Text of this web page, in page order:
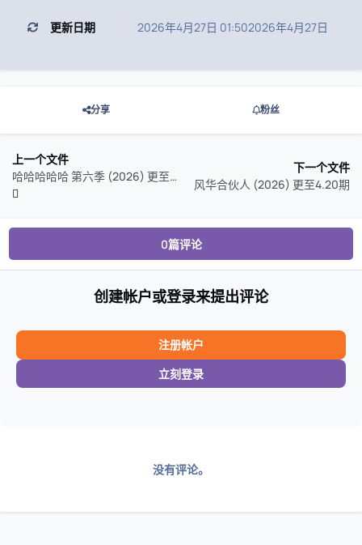
更新日期 2026年4月27日 01:502026年4月27日
分享 粉丝
上一个文件
哈哈哈哈哈 第六季 (2026) 更至4.20期/ 五哈 第六季 / 五哈6
下一个文件
风华合伙人 (2026) 更至4.20期
0篇评论
创建帐户或登录来提出评论
注册帐户
立刻登录
没有评论。